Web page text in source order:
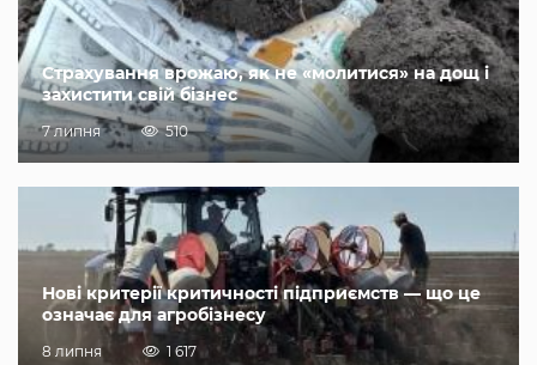
Страхування врожаю, як не «молитися» на дощ і
захистити свій бізнес
7 липня 510
Нові критерії критичності підприємств — що це
означає для агробізнесу
8 липня 1 617